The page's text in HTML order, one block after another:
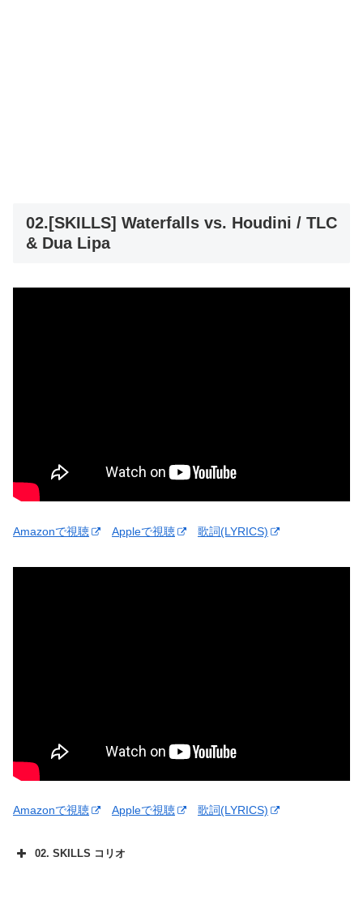
02.[SKILLS] Waterfalls vs. Houdini / TLC
& Dua Lipa
Amazonで視聴 Appleで視聴 歌詞(LYRICS)
Amazonで視聴 Appleで視聴 歌詞(LYRICS)
02. SKILLS コリオ